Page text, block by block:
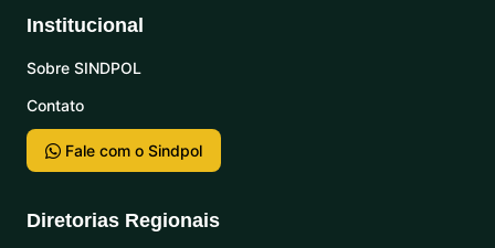
Institucional
Sobre SINDPOL
Contato
Fale com o Sindpol
Diretorias Regionais